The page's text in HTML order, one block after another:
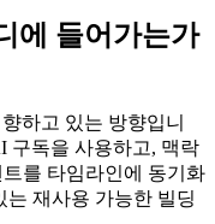
에 들어가는가
향하고 있는 방향입니
구독을 사용하고, 맥락
를 타임라인에 동기화
재사용 가능한 빌딩